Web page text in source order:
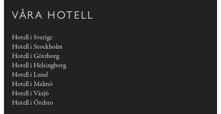
VÅRA HOTELL
Hotell i Sverige
Hotell i Stockholm
Hotell i Göteborg
Hotell i Helsingborg
Hotell i Lund
Hotell i Malmö
Hotell i Växjö
Hotell i Örebro